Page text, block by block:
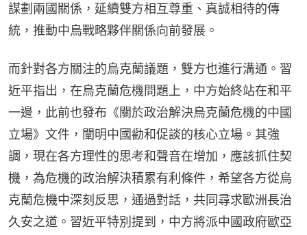
謀劃兩國關係，延續雙方相互尊重、真誠相待的傳
統，推動中烏戰略夥伴關係向前發展。
而針對各方關注的烏克蘭議題，雙方也進行溝通。習
近平指出，在烏克蘭危機問題上，中方始終站在和平
一邊，此前也發布《關於政治解決烏克蘭危機的中國
立場》文件，闡明中國勸和促談的核心立場。其強
調，現在各方理性的思考和聲音在增加，應該抓住契
機，為危機的政治解決積累有利條件，希望各方從烏
克蘭危機中深刻反思，通過對話，共同尋求歐洲長治
久安之道。習近平特別提到，中方將派中國政府歐亞